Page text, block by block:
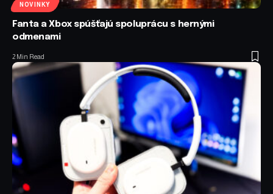
NOVINKY
Fanta a Xbox spúšťajú spoluprácu s hernými
odmenami
2 Min Read